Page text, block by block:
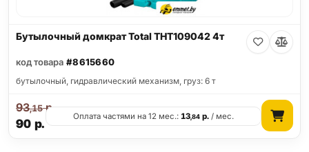
Бутылочный домкрат Total THT109042 4т
код товара #8615660
бутылочный, гидравлический механизм, груз: 6 т
90р.
93,15р.
Оплата частями на 12 мес.:13,84 р. / мес.